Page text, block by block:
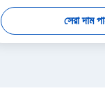
Driven Double Twist
সেরা দাম